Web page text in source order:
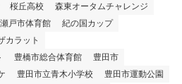
桜丘高校
森東オータムチャレンジ
瀬戸市体育館
紀の国カップ
カラット
豊橋市総合体育館
豊田市
豊田市立青木小学校
豊田市運動公園